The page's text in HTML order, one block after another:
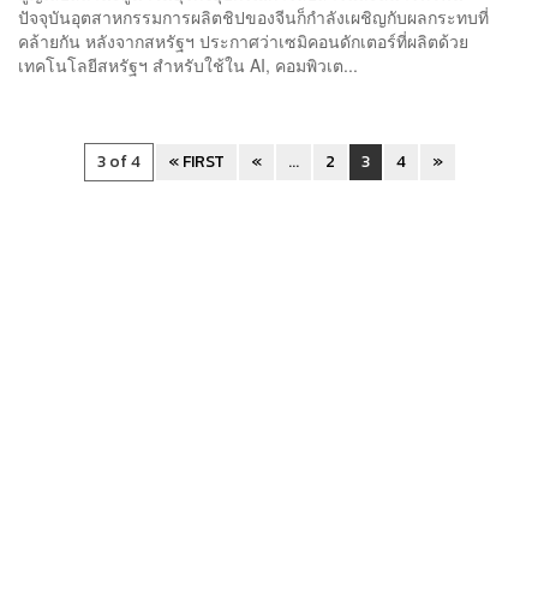
ปัจจุบันอุตสาหกรรมการผลิตชิปของจีนก็กำลังเผชิญกับผลกระทบที่
คล้ายกัน หลังจากสหรัฐฯ ประกาศว่าเซมิคอนดักเตอร์ที่ผลิตด้วย
เทคโนโลยีสหรัฐฯ สำหรับใช้ใน AI, คอมพิวเต...
3 of 4 « FIRST « ... 2 3 4 »